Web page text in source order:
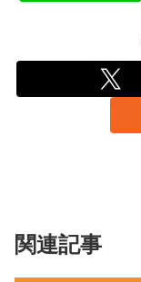
関連記事